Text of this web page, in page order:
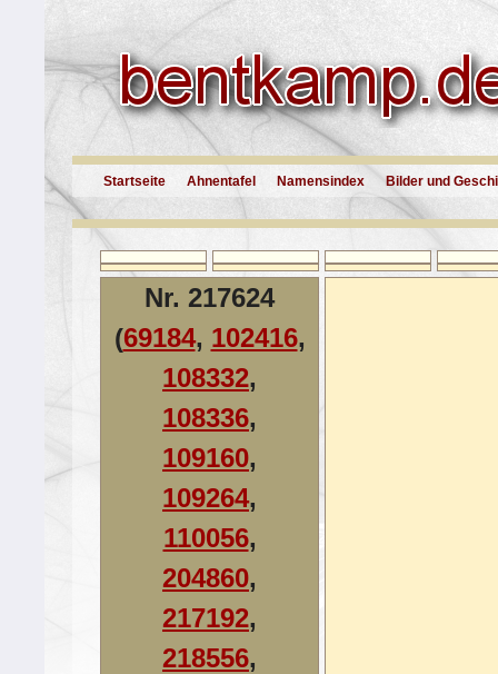
Startseite Ahnentafel Namensindex Bilder und
Nr. 217624
(69184, 102416,
108332,
108336,
109160,
109264,
110056,
204860,
217192,
218556,